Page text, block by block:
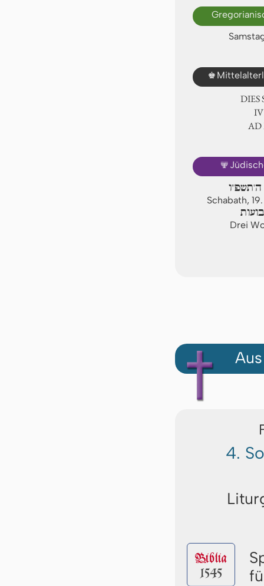
♚
DIES
🕎
ה'תשפ"ו
Schabath,
Drei
4.
Biblia
1545